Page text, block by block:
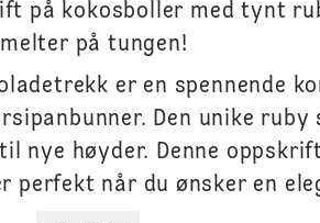
på kokosboller med tynt
på tungen!
er en spennende
Den unike
nye høyder. Denne
perfekt når du ønsker en